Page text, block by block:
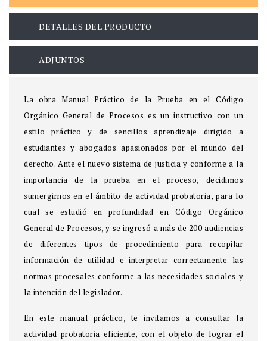
DETALLES DEL PRODUCTO
ADJUNTOS
La obra Manual Práctico de la Prueba en el Código
Orgánico General de Procesos es un instructivo con un
estilo práctico y de sencillos aprendizaje dirigido a
estudiantes y abogados apasionados por el mundo del
derecho. Ante el nuevo sistema de justicia y conforme a la
importancia de la prueba en el proceso, decidimos
sumergirnos en el ámbito de actividad probatoria, para lo
cual se estudió en profundidad en Código Orgánico
General de Procesos, y se ingresó a más de 200 audiencias
de diferentes tipos de procedimiento para recopilar
información de utilidad e interpretar correctamente las
normas procesales conforme a las necesidades sociales y
la intención del legislador.
En este manual práctico, te invitamos a consultar la
actividad probatoria eficiente, con el objeto de lograr el